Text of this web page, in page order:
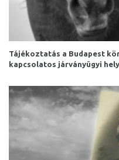
Tájékoztatás a Budapest
kapcsolatos járványügyi